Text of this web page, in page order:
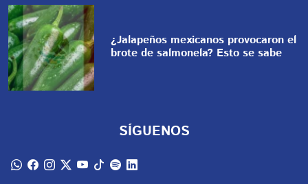
¿Jalapeños mexicanos provocaron el
brote de salmonela? Esto se sabe
SÍGUENOS